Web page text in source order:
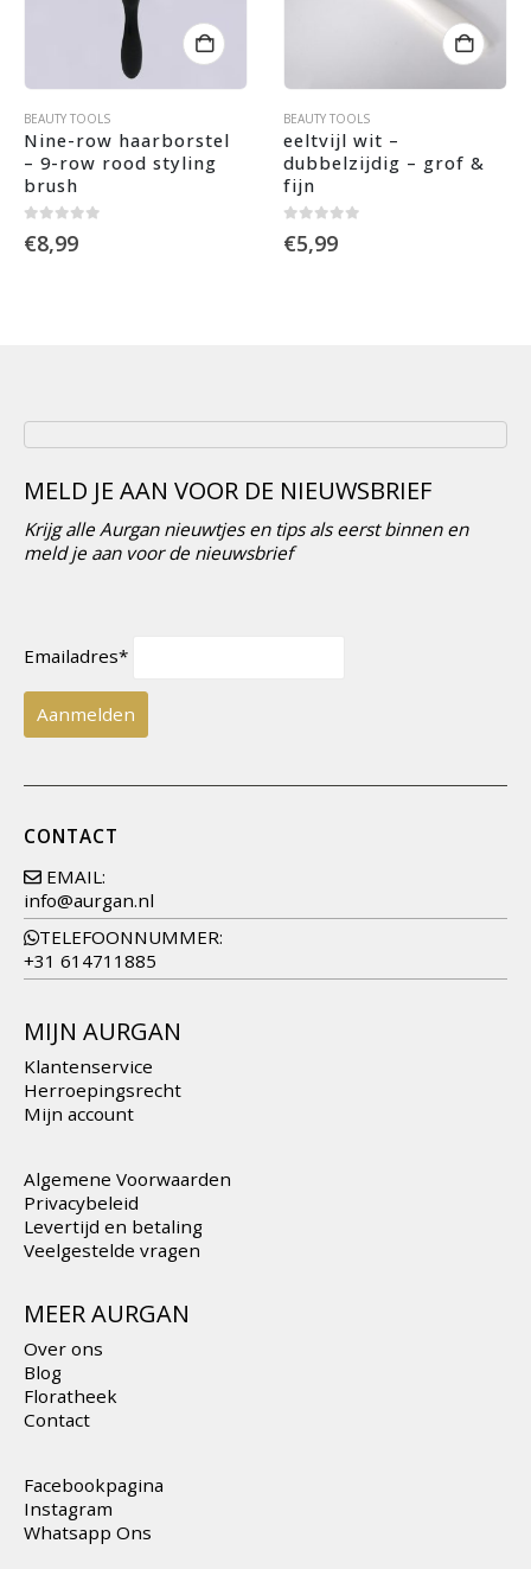
BEAUTY TOOLS
Nine-row haarborstel
– 9-row rood styling
brush
€8,99
BEAUTY TOOLS
eeltvijl wit –
dubbelzijdig – grof &
fijn
€5,99
MELD JE AAN VOOR DE NIEUWSBRIEF
Krijg alle Aurgan nieuwtjes en tips als eerst binnen en
meld je aan voor de nieuwsbrief
Emailadres*
CONTACT
EMAIL:
info@aurgan.nl
TELEFOONNUMMER:
+31 614711885
MIJN AURGAN
Klantenservice
Herroepingsrecht
Mijn account
Algemene Voorwaarden
Privacybeleid
Levertijd en betaling
Veelgestelde vragen
MEER AURGAN
Over ons
Blog
Floratheek
Contact
Facebookpagina
Instagram
Whatsapp Ons